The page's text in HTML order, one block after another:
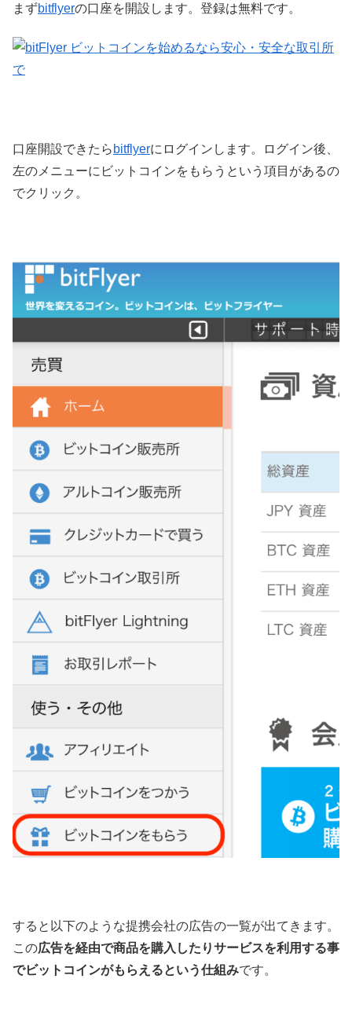
まずbitflyerの口座を開設します。登録は無料です。
口座開設できたら bitflyerにログインします。ログイン後、
左のメニューにビットコインをもらうという項目があるの
でクリック。
すると以下のような提携会社の広告の一覧が出てきます。
この広告を経由で商品を購入したりサービスを利用する事
でビットコインがもらえるという仕組みです。